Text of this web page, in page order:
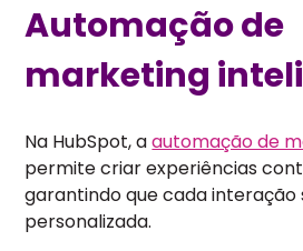
Automação de
marketing
Na HubSpot, aautomação de
permite criar experiências
garantindo que cada interação
personalizada.